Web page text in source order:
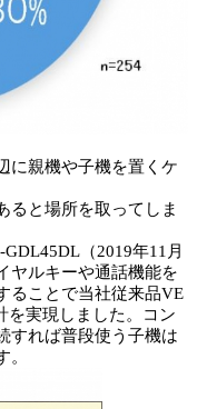
に親機や子機を置くケ
ると場所を取ってしま
（2019年11月
ヤルキーや通話機能を
ることで当社従来品VE
を実現しました。コン
すれば普段使う子機は